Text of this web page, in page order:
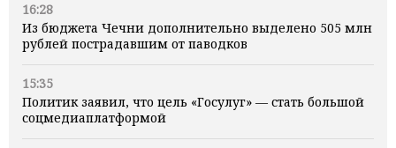
16:28
Из бюджета Чечни дополнительно выделено 505 млн
рублей пострадавшим от паводков
15:35
Политик заявил, что цель «Госулуг» — стать большой
соцмедиаплатформой